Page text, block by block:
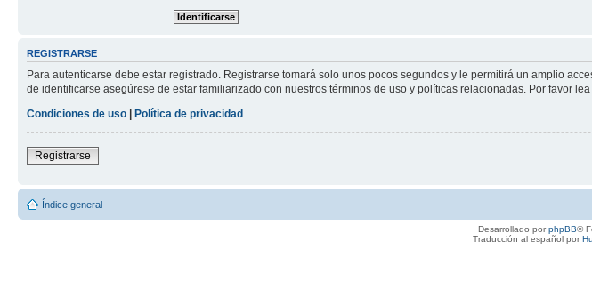
REGISTRARSE
Para autenticarse debe estar registrado. Registrarse tomará solo unos pocos segundos y le permitirá un amplio
de identificarse asegúrese de estar familiarizado con nuestros términos de uso y políticas relacionadas. Por favor
Condiciones de uso | Política de privacidad
Registrarse
Índice general
Desarrollado porphpBB®
Traducción al español por